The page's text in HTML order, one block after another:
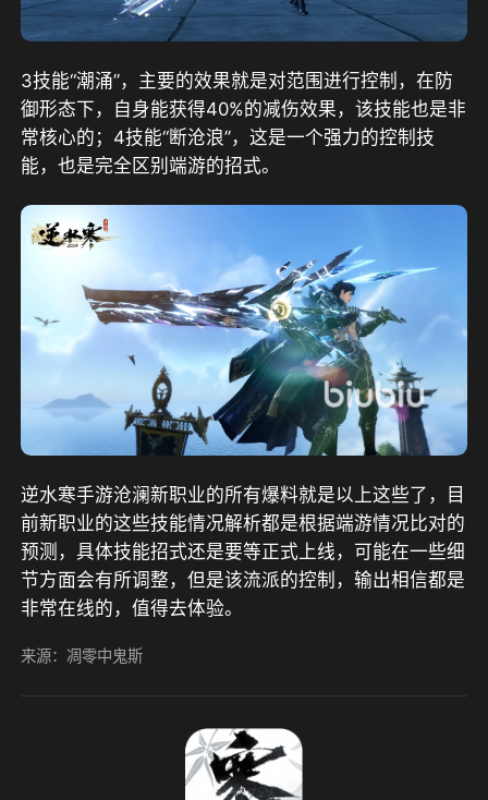
3技能“潮涌”，主要的效果就是对范围进行控制，在防
御形态下，自身能获得40%的减伤效果，该技能也是非
常核心的；4技能“断沧浪”，这是一个强力的控制技
能，也是完全区别端游的招式。
逆水寒手游沧澜新职业的所有爆料就是以上这些了，目
前新职业的这些技能情况解析都是根据端游情况比对的
预测，具体技能招式还是要等正式上线，可能在一些细
节方面会有所调整，但是该流派的控制，输出相信都是
非常在线的，值得去体验。
来源：凋零中鬼斯